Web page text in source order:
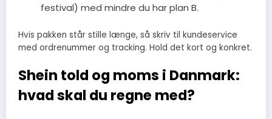
festival) med mindre du har plan B.
Hvis pakken står stille længe, så skriv til kundeservice
med ordrenummer og tracking. Hold det kort og konkret.
Shein told og moms i Danmark:
hvad skal du regne med?